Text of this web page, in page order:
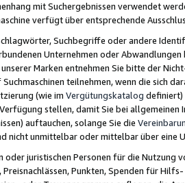
mit Suchergebnissen verwendet
verfügt über entsprechende
Suchbegriffe oder andere
Unternehmen oder
Marken entnehmen Sie bitte der
teilnehmen, wenn die sich
(wie im Vergütungskatalog definiert)
stellen, damit Sie bei
auftauchen, solange Sie die
nicht unmittelbar oder mittelbar über eine
oder juristischen Personen für die Nutzung
Preisnachlässen, Punkten, Spenden für